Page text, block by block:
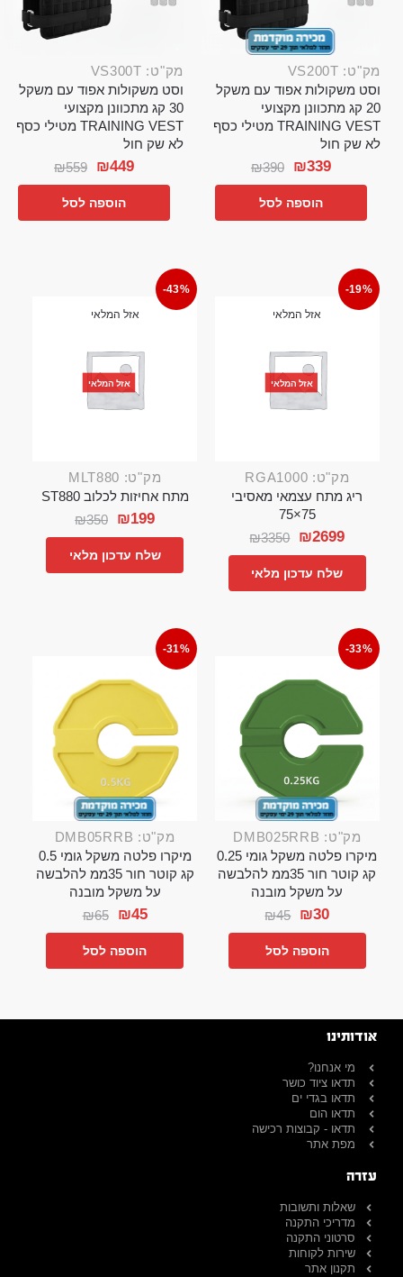
מק"ט: VS200T
וסט משקולות אפוד עם משקל
20 קג מתכוונן מקצועי
TRAINING VEST מטילי כסף
לא שק חול
₪390 ₪339
הוספה לסל
מק"ט: VS300T
וסט משקולות אפוד עם משקל
30 קג מתכוונן מקצועי
TRAINING VEST מטילי כסף
לא שק חול
₪559 ₪449
הוספה לסל
-19%
אזל המלאי
אזל המלאי
מק"ט: RGA1000
ריג מתח עצמאי מאסיבי
75×75
₪3350 ₪2699
שלח עדכון מלאי
-43%
אזל המלאי
אזל המלאי
מק"ט: MLT880
מתח אחיזות לכלוב ST880
₪350 ₪199
שלח עדכון מלאי
-33%
מק"ט: DMB025RRB
מיקרו פלטה משקל גומי 0.25
קג קוטר חור 35ממ להלבשה
על משקל מובנה
₪45 ₪30
הוספה לסל
-31%
מק"ט: DMB05RRB
מיקרו פלטה משקל גומי 0.5
קג קוטר חור 35ממ להלבשה
על משקל מובנה
₪65 ₪45
הוספה לסל
אודותינו
מי אנחנו?
תדאו ציוד כושר
תדאו בגדי ים
תדאו הום
תדאו - קבוצות רכישה
מפת אתר
עזרה
שאלות ותשובות
מדריכי התקנה
סרטוני התקנה
שירות לקוחות
תקנון אתר